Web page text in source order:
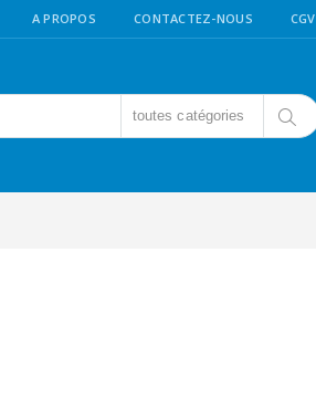
A PROPOS CONTACTEZ-NOUS CGV
toutes catégories